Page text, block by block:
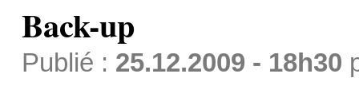
Back-up
Publié : 25.12.2009 - 18h30